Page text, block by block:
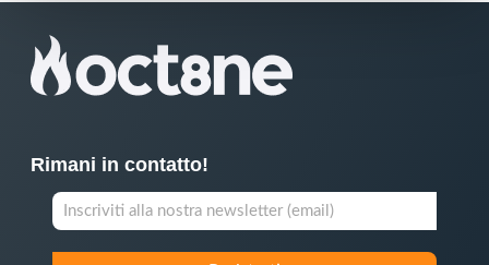
Rimani in contatto!